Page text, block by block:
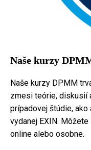
Naše kurzy
Naše kurzy DPMM
zmesi teórie, diskusií
prípadovej štúdie,
vydanej EXIN.
online alebo osobne.